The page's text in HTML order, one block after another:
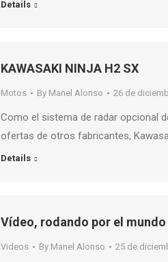
Details
KAWASAKI NINJA H2 SX
Motos By Manel Alonso 26 de
Como el sistema de radar opcional
ofertas de otros fabricantes,
Details
Vídeo, rodando por el
Videos By Manel Alonso 25 de